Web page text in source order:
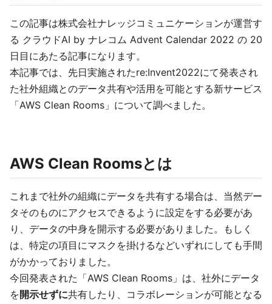
この記事は株式会社ナレッジコミュニケーションが運営す
る クラウドAI by ナレコム Advent Calendar 2022 の 20
日目にあたる記事になります。
本記事では、先日実施されたre:Invent2022にて発表され
た社外組織とのデータ共有や活用を可能とする新サービス
「AWS Clean Rooms」について調べました。
AWS Clean Roomsとは
これまで社外の組織にデータを共有する場合は、当然デー
タそのものにアクセスできるように設定をする必要があ
り、データの中身を開示する必要がありました。もしく
は、特定の項目にマスクを掛けるなどいずれにしても手間
がかかっておりました。
今回発表された「AWS Clean Rooms」は、社外にデータ
を開示せずに共有したり、コラボレーションが可能となる